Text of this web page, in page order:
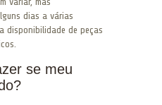
dias a várias
disponibilidade de peças
se meu